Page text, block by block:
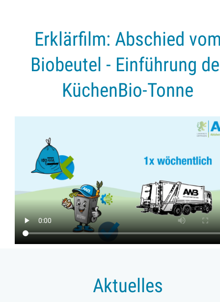
Erklärfilm: Abschied
Biobeutel - Einführung
KüchenBio-Tonne
Aktuelles